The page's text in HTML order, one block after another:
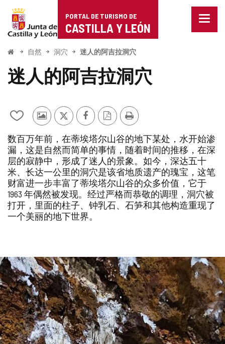
Portal
de
Turismo
de
Castilla
León
PORTAL DE TURISMO DE
CASTILLA Y LEÓN
菜
开
自然 洞穴 迷人的阿吉拉洞穴
迷人的阿吉拉洞穴
从
的
笔
记
中
添
加/
删
除
其
游
客
的
照
片
推
Facebook
PDF
本
打
数百万年前，在蒂埃塔尔山谷的地下某处，水开始渗
漏，这是自然而简单的事情，随着时间的推移，在深
层的寂静中，形成了迷人的景象。如今，深达五十
米、长达一公里的洞穴是该省地质遗产的瑰宝，这笔
财富进一步丰富了蒂埃塔尔山谷的众多价值，它于
1963 年偶然被发现。经过严格而恭敬的调理，洞穴被
打开，里面的柱子、钟乳石、石笋和其他构造重现了
一个美丽的地下世界。
图
片
库
幻
灯
片
数
量:
3